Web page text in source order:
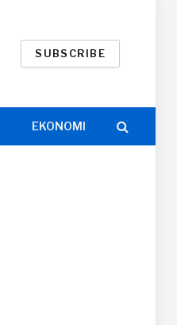
SUBSCRIBE
EKONOMI